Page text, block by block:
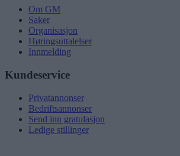
Om GM
Saker
Organisasjon
Høringsuttalelser
Innmelding
Kundeservice
Privatannonser
Bedriftsannonser
Send inn gratulasjon
Ledige stillinger